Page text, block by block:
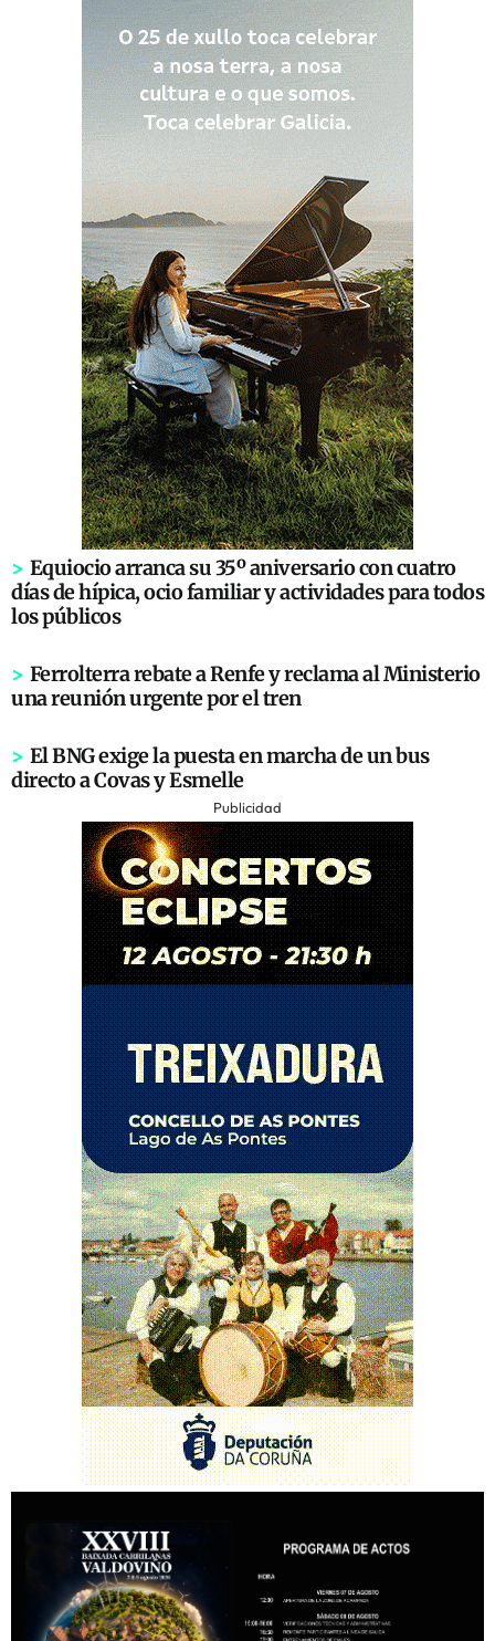
> Equiocio arranca su 35º aniversario con cuatro
días de hípica, ocio familiar y actividades para todos
los públicos
> Ferrolterra rebate a Renfe y reclama al Ministerio
una reunión urgente por el tren
> El BNG exige la puesta en marcha de un bus
directo a Covas y Esmelle
Publicidad